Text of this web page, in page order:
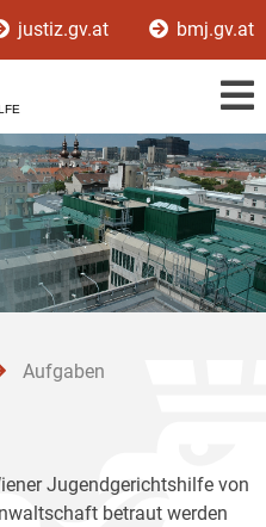
justiz.gv.at bmj.gv.at
Aufgaben
Jugendgerichtshilfe von
betraut werden